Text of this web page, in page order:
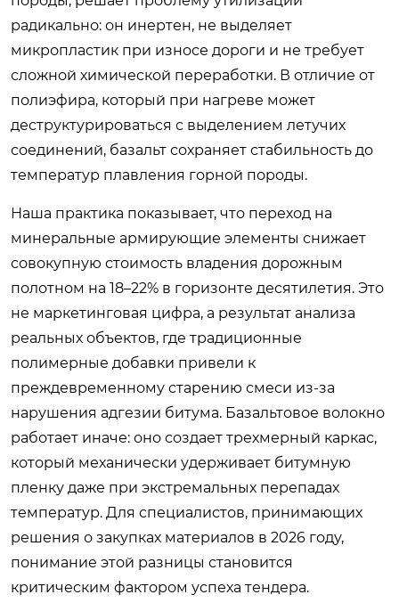
радикально: он инертен, не выделяет
микропластик при износе дороги и не требует
сложной химической переработки. В отличие от
полиэфира, который при нагреве может
деструктурироваться с выделением летучих
соединений, базальт сохраняет стабильность до
температур плавления горной породы.
Наша практика показывает, что переход на
минеральные армирующие элементы снижает
совокупную стоимость владения дорожным
полотном на 18–22% в горизонте десятилетия. Это
не маркетинговая цифра, а результат анализа
реальных объектов, где традиционные
полимерные добавки привели к
преждевременному старению смеси из-за
нарушения адгезии битума. Базальтовое волокно
работает иначе: оно создает трехмерный каркас,
который механически удерживает битумную
пленку даже при экстремальных перепадах
температур. Для специалистов, принимающих
решения о закупках материалов в 2026 году,
понимание этой разницы становится
критическим фактором успеха тендера.